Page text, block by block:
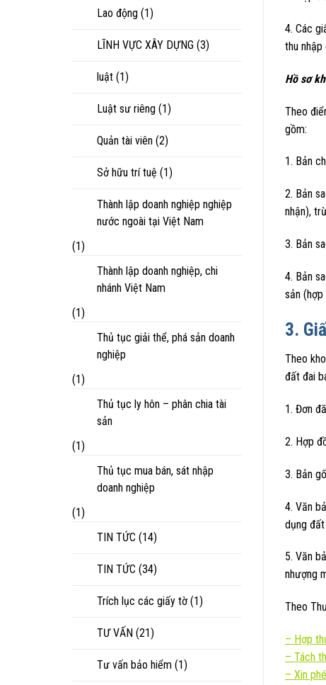
Lao động (1)
LĨNH VỰC XÂY DỰNG (3)
luật (1)
Luật sư riêng (1)
Quản tài viên (2)
Sở hữu trí tuệ (1)
Thành lập doanh nghiệp nghiệp
nước ngoài tại Việt Nam
(1)
Thành lập doanh nghiệp, chi
nhánh Việt Nam
(1)
Thủ tục giải thể, phá sản doanh
nghiệp
(1)
Thủ tục ly hôn – phân chia tài
sản
(1)
Thủ tục mua bán, sát nhập
doanh nghiệp
(1)
TIN TỨC (14)
TIN TỨC (34)
Trích lục các giấy tờ (1)
TƯ VẤN (21)
Tư vấn bảo hiểm (1)
4. Các
thu nhập
Hồ sơ
Theo
gồm:
1. Bản
2. Bản
nhận),
3. Bản
4. Bản
sản (hợp
3.
Theo
đất đai
1. Đơn
2. Hợp
3. Bản
4. Văn
dụng
5. Văn
nhượng
Theo
– Hợp
– Tách
– Xin